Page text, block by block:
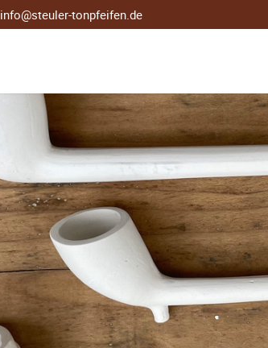
info@steuler-tonpfeifen.de